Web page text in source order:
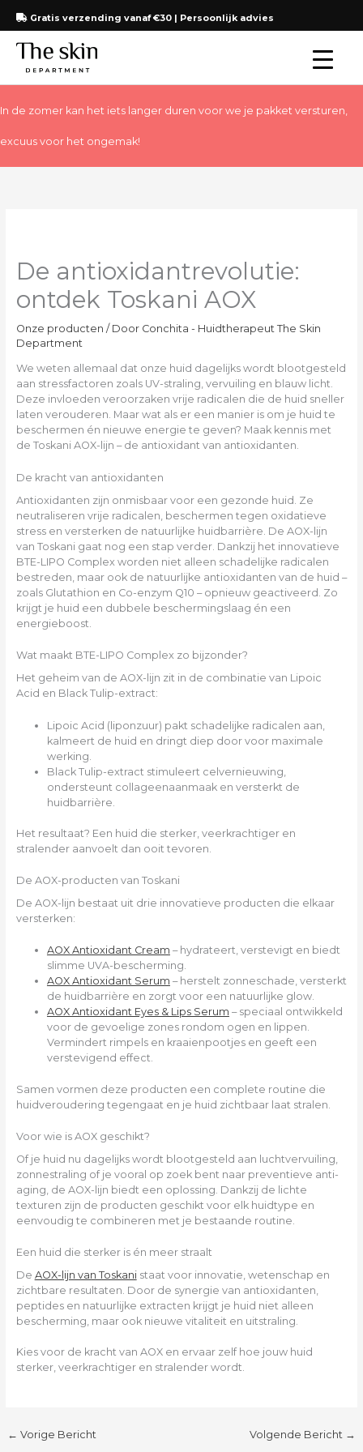
naar
inhoud
Gratis verzending vanaf €30 | Persoonlijk advies
In de zomer kan het iets langer duren voor we je pakket versturen,
excuus voor het ongemak!
De antioxidantrevolutie:
ontdek Toskani AOX
Onze producten / Door Conchita - Huidtherapeut The Skin
Department
We weten allemaal dat onze huid dagelijks wordt blootgesteld
aan stressfactoren zoals UV-straling, vervuiling en blauw licht.
Deze invloeden veroorzaken vrije radicalen die de huid sneller
laten verouderen. Maar wat als er een manier is om je huid te
beschermen én nieuwe energie te geven? Maak kennis met
de Toskani AOX-lijn – de antioxidant van antioxidanten.
De kracht van antioxidanten
Antioxidanten zijn onmisbaar voor een gezonde huid. Ze
neutraliseren vrije radicalen, beschermen tegen oxidatieve
stress en versterken de natuurlijke huidbarrière. De AOX-lijn
van Toskani gaat nog een stap verder. Dankzij het innovatieve
BTE-LIPO Complex worden niet alleen schadelijke radicalen
bestreden, maar ook de natuurlijke antioxidanten van de huid –
zoals Glutathion en Co-enzym Q10 – opnieuw geactiveerd. Zo
krijgt je huid een dubbele beschermingslaag én een
energieboost.
Wat maakt BTE-LIPO Complex zo bijzonder?
Het geheim van de AOX-lijn zit in de combinatie van Lipoic
Acid en Black Tulip-extract:
Lipoic Acid (liponzuur) pakt schadelijke radicalen aan,
kalmeert de huid en dringt diep door voor maximale
werking.
Black Tulip-extract stimuleert celvernieuwing,
ondersteunt collageenaanmaak en versterkt de
huidbarrière.
Het resultaat? Een huid die sterker, veerkrachtiger en
stralender aanvoelt dan ooit tevoren.
De AOX-producten van Toskani
De AOX-lijn bestaat uit drie innovatieve producten die elkaar
versterken:
AOX Antioxidant Cream – hydrateert, verstevigt en biedt
slimme UVA-bescherming.
AOX Antioxidant Serum – herstelt zonneschade, versterkt
de huidbarrière en zorgt voor een natuurlijke glow.
AOX Antioxidant Eyes & Lips Serum – speciaal ontwikkeld
voor de gevoelige zones rondom ogen en lippen.
Vermindert rimpels en kraaienpootjes en geeft een
verstevigend effect.
Samen vormen deze producten een complete routine die
huidveroudering tegengaat en je huid zichtbaar laat stralen.
Voor wie is AOX geschikt?
Of je huid nu dagelijks wordt blootgesteld aan luchtvervuiling,
zonnestraling of je vooral op zoek bent naar preventieve anti-
aging, de AOX-lijn biedt een oplossing. Dankzij de lichte
texturen zijn de producten geschikt voor elk huidtype en
eenvoudig te combineren met je bestaande routine.
Een huid die sterker is én meer straalt
De AOX-lijn van Toskanistaat voor innovatie, wetenschap en
zichtbare resultaten. Door de synergie van antioxidanten,
peptides en natuurlijke extracten krijgt je huid niet alleen
bescherming, maar ook nieuwe vitaliteit en uitstraling.
Kies voor de kracht van AOX en ervaar zelf hoe jouw huid
sterker, veerkrachtiger en stralender wordt.
← Vorige Bericht Volgende Bericht →